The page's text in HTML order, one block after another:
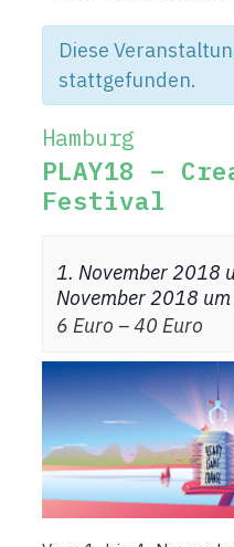
Diese
stattgefunden.
Hamburg
PLAY18 –
Festival
1. November 2018
November 2018
6 Euro – 40 Euro